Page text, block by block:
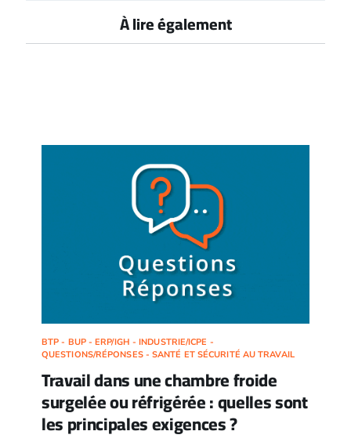
À lire également
BTP - BUP - ERP/IGH - INDUSTRIE/ICPE -
QUESTIONS/RÉPONSES - SANTÉ ET SÉCURITÉ AU TRAVAIL
Travail dans une chambre froide
surgelée ou réfrigérée : quelles sont
les principales exigences ?